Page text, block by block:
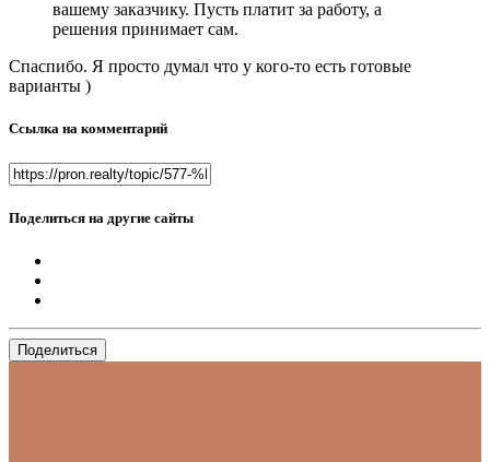
вашему заказчику. Пусть платит за работу, а
решения принимает сам.
Спаспибо. Я просто думал что у кого-то есть готовые
варианты )
Ссылка на комментарий
Поделиться на другие сайты
Поделиться